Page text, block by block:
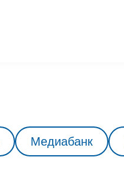
Медиабанк